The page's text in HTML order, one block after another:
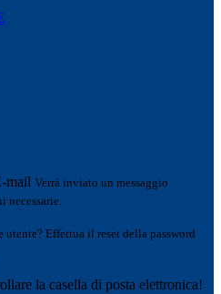
mail Verrà inviato un messaggio
necessarie.
utente? Effettua il reset della password
la casella di posta elettronica!